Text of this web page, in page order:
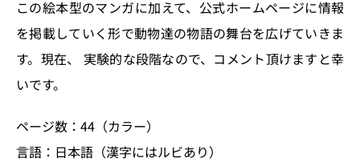
この絵本型のマンガに加えて、公式ホームページに情報
を掲載していく形で動物達の物語の舞台を広げていきま
す。現在、 実験的な段階なので、コメント頂けますと幸
いです。
ページ数：44（カラー）
言語：日本語（漢字にはルビあり）